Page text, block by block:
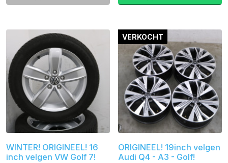
WINTER! ORIGINEEL! 16
inch velgen VW Golf 7!
VERKOCHT
ORIGINEEL! 19inch velgen
Audi Q4 - A3 - Golf!